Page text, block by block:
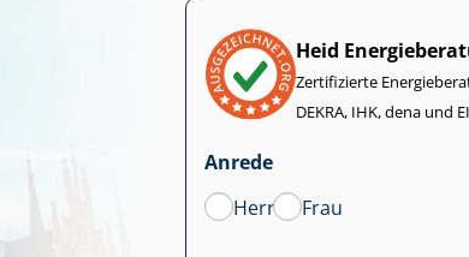
Heid
Zertifizierte
DEKRA, IHK, dena und
Anrede
Herr
Frau